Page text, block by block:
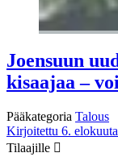
Joensuun
kisaajaa –
Pääkategoria Talous
Kirjoitettu 6.
Tilaajille